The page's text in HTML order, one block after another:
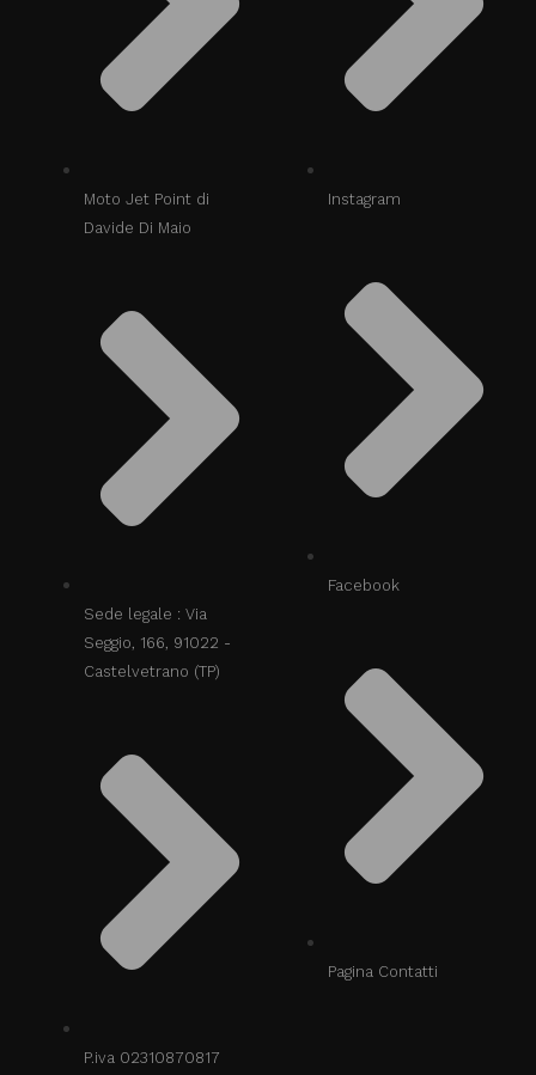
Moto Jet Point di
Davide Di Maio
Sede legale : Via
Seggio, 166, 91022 -
Castelvetrano (TP)
P.iva 02310870817
Instagram
Facebook
Pagina Contatti